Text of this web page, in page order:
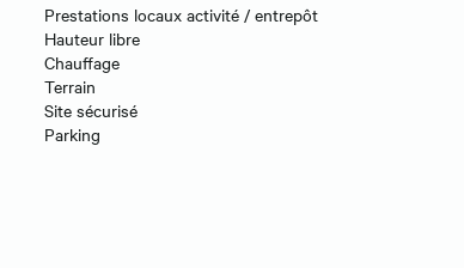
Prestations locaux activité / entrepôt
Hauteur libre
Chauffage
Terrain
Site sécurisé
Parking